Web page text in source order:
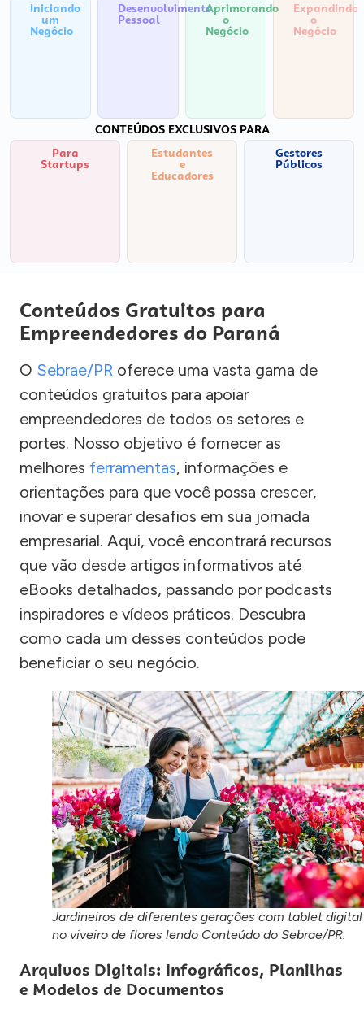
Iniciando
um
Negócio
Desenvolvimento
Pessoal
Aprimorando
o
Negócio
Expandindo
o
Negócio
CONTEÚDOS EXCLUSIVOS PARA
Para
Startups
Estudantes
e
Educadores
Gestores
Públicos
Conteúdos Gratuitos para
Empreendedores do Paraná
O Sebrae/PR oferece uma vasta gama de
conteúdos gratuitos para apoiar
empreendedores de todos os setores e
portes. Nosso objetivo é fornecer as
melhores ferramentas, informações e
orientações para que você possa crescer,
inovar e superar desafios em sua jornada
empresarial. Aqui, você encontrará recursos
que vão desde artigos informativos até
eBooks detalhados, passando por podcasts
inspiradores e vídeos práticos. Descubra
como cada um desses conteúdos pode
beneficiar o seu negócio.
Jardineiros de diferentes gerações com tablet digital
no viveiro de flores lendo Conteúdo do Sebrae/PR.
Arquivos Digitais: Infográficos, Planilhas
e Modelos de Documentos